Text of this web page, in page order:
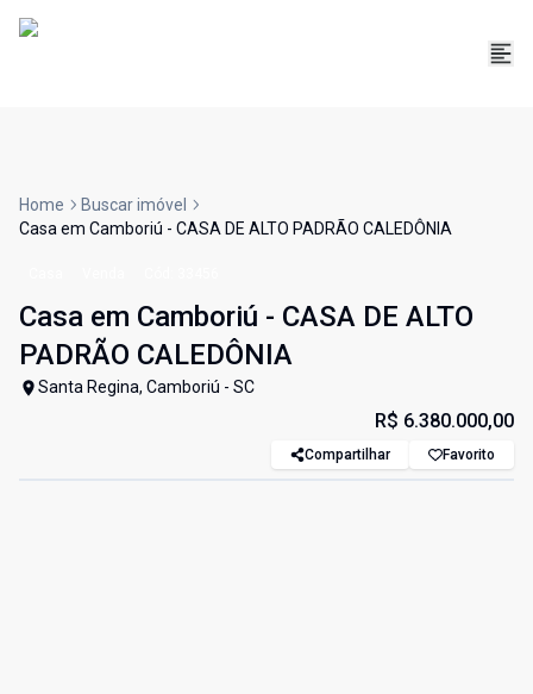
Home
Buscar imóvel
Casa em Camboriú - CASA DE ALTO PADRÃO CALEDÔNIA
Casa em Camboriú - CASA DE ALTO
PADRÃO CALEDÔNIA
Santa Regina, Camboriú - SC
R$ 6.380.000,00
Compartilhar Favorito